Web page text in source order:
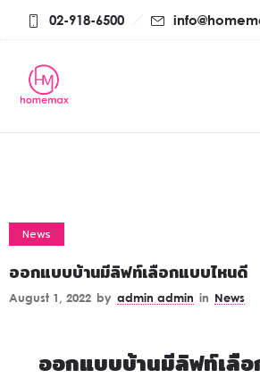
02-918-6500
News
ออกแบบบ้านมีลิฟท์เลือกแบบไหนดี
August 1, 2022 by admin admin in News
ออกแบบบ้านมีลิฟท์เลื